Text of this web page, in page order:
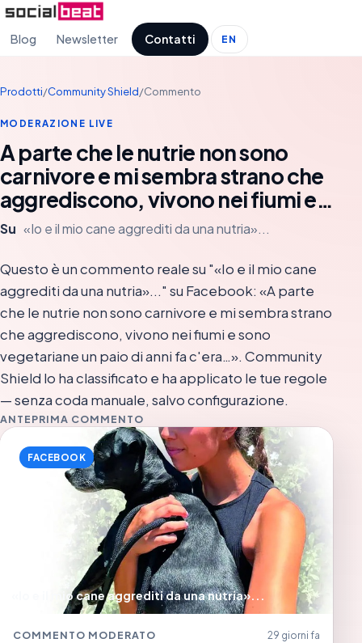
Blog Newsletter Contatti EN
Prodotti/Community Shield/Commento
MODERAZIONE LIVE
A parte che le nutrie non sono
carnivore e mi sembra strano che
aggrediscono, vivono nei fiumi e…
Su «Io e il mio cane aggrediti da una nutria»...
Questo è un commento reale su "«Io e il mio cane
aggrediti da una nutria»..." su Facebook: «A parte
che le nutrie non sono carnivore e mi sembra strano
che aggrediscono, vivono nei fiumi e sono
vegetariane un paio di anni fa c'era…». Community
Shield lo ha classificato e ha applicato le tue regole
— senza coda manuale, salvo configurazione.
ANTEPRIMA COMMENTO
FACEBOOK
«Io e il mio cane aggrediti da una nutria»...
COMMENTO MODERATO 29 giorni fa